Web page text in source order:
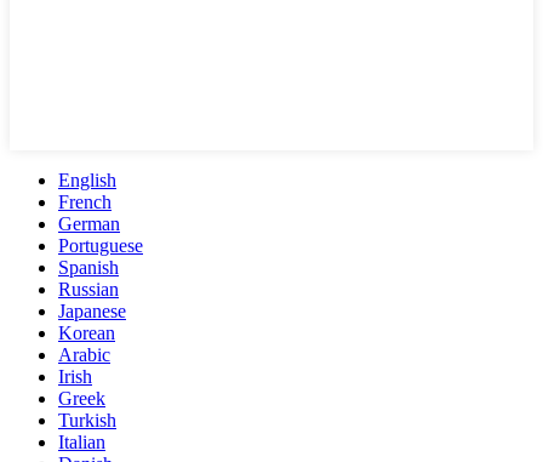
English
French
German
Portuguese
Spanish
Russian
Japanese
Korean
Arabic
Irish
Greek
Turkish
Italian